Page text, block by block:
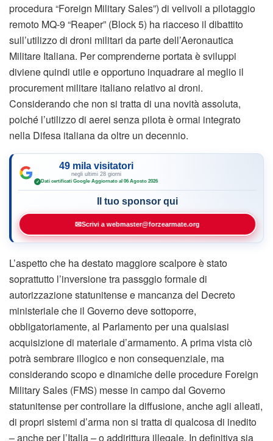
procedura “Foreign Military Sales”) di velivoli a pilotaggio
remoto MQ-9 “Reaper” (Block 5) ha riacceso il dibattito
sull’utilizzo di droni militari da parte dell’Aeronautica
Militare Italiana. Per comprenderne portata è sviluppi
diviene quindi utile e opportuno inquadrare al meglio il
procurement militare italiano relativo ai droni.
Considerando che non si tratta di una novità assoluta,
poiché l’utilizzo di aerei senza pilota è ormai integrato
nella Difesa italiana da oltre un decennio.
49 mila visitatori
negli ultimi 28 giorni
✓ Dati certificati Google·Aggiornato al 06 Agosto 2026
Il tuo sponsor qui
✉Scrivi a webmaster@forzearmate.org
L’aspetto che ha destato maggiore scalpore è stato
soprattutto l’inversione tra passggio formale di
autorizzazione statunitense e mancanza del Decreto
ministeriale che il Governo deve sottoporre,
obbligatoriamente, al Parlamento per una qualsiasi
acquisizione di materiale d’armamento. A prima vista ciò
potrà sembrare illogico e non consequenziale, ma
considerando scopo e dinamiche delle procedure Foreign
Military Sales (FMS) messe in campo dal Governo
statunitense per controllare la diffusione, anche agli alleati,
di propri sistemi d’arma non si tratta di qualcosa di inedito
– anche per l’Italia – o addirittura illegale. In definitiva sia